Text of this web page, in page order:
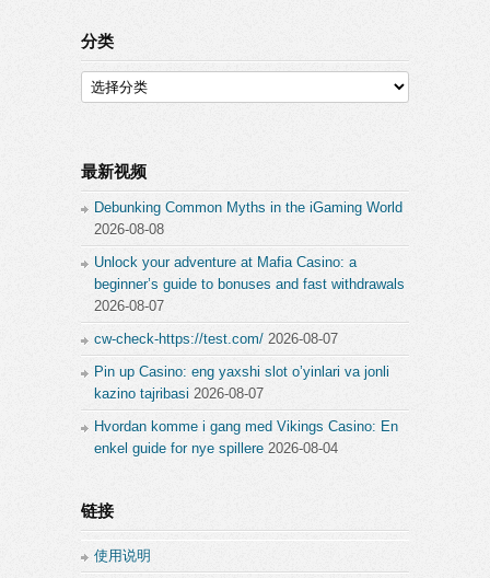
分类
分
类
最新视频
Debunking Common Myths in the iGaming World
2026-08-08
Unlock your adventure at Mafia Casino: a
beginner’s guide to bonuses and fast withdrawals
2026-08-07
cw-check-https://test.com/ 2026-08-07
Pin up Casino: eng yaxshi slot o’yinlari va jonli
kazino tajribasi 2026-08-07
Hvordan komme i gang med Vikings Casino: En
enkel guide for nye spillere 2026-08-04
链接
使用说明